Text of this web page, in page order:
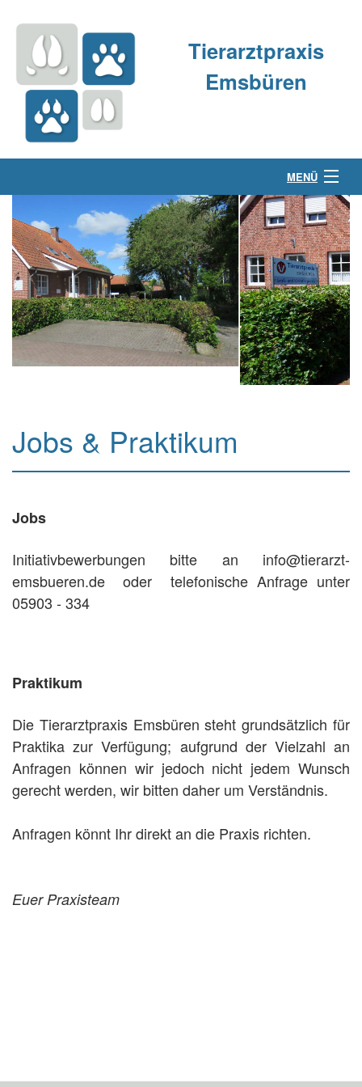
Tierarztpraxis
Emsbüren
MENÜ
Über uns
Kleintierpraxis
Großtierpraxis
Kontakt & Anfahrt
Jobs & Praktikum
Jobs
Initiativbewerbungen bitte an info@tierarzt-
emsbueren.de oder telefonische Anfrage unter
05903 - 334
Praktikum
Die Tierarztpraxis Emsbüren steht grundsätzlich für
Praktika zur Verfügung; aufgrund der Vielzahl an
Anfragen können wir jedoch nicht jedem Wunsch
gerecht werden, wir bitten daher um Verständnis.
Anfragen könnt Ihr direkt an die Praxis richten.
Euer Praxisteam